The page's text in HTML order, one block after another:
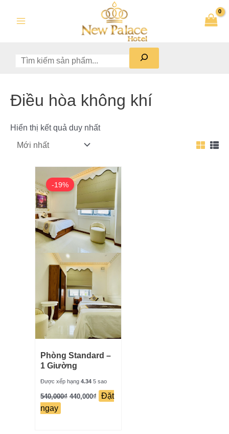
kiếm
Điều hòa không khí
Hiển thị kết quả duy nhất
-19%
Phòng Standard –
1 Giường
Được xếp hạng 4.34 5 sao
540,000₫
Original
price
was:
540,000₫.
440,000₫
Current
price
is:
440,000₫.
Đặt
ngay